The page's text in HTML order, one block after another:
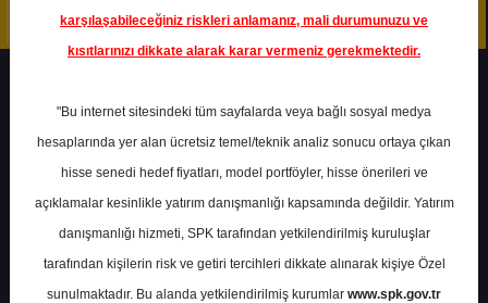
THYAO- TÜRK HAVA YOLLARI
A.O.
Hedef Fiyat 404.90 ₺
%0.00
karşılaşabileceğiniz riskleri anlamanız, mali durumunuzu ve
kısıtlarınızı dikkate alarak karar vermeniz gerekmektedir.
"Bu internet sitesindeki tüm sayfalarda veya bağlı sosyal medya
hesaplarında yer alan ücretsiz temel/teknik analiz sonucu ortaya çıkan
hisse senedi hedef fiyatları, model portföyler, hisse önerileri ve
açıklamalar kesinlikle yatırım danışmanlığı kapsamında değildir. Yatırım
danışmanlığı hizmeti, SPK tarafından yetkilendirilmiş kuruluşlar
tarafından kişilerin risk ve getiri tercihleri dikkate alınarak kişiye Özel
sunulmaktadır. Bu alanda yetkilendirilmiş kurumlar www.spk.gov.tr